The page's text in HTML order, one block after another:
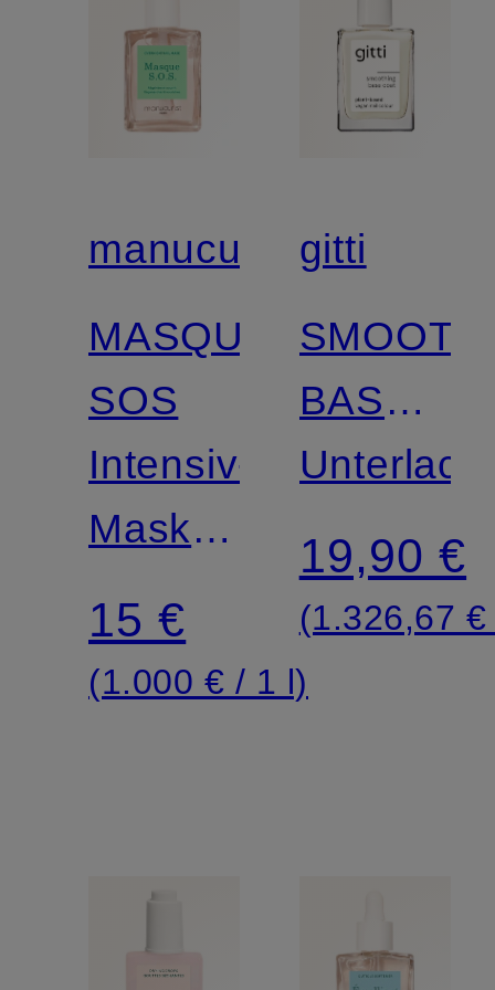
manucurist
MASQUE
SOS
Intensiv-
Maske
für die
Nacht
15 €
(1.000 € / 1 l)
gitti
BASE
COAT
Unterlack
19,90 €
(1.326,67